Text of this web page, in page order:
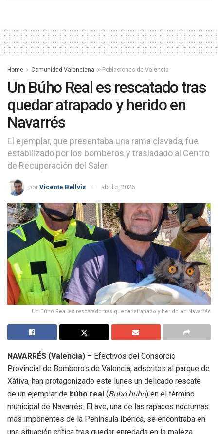
Home Comunidad Valenciana Poblaciones de Valencia
Un Búho Real es rescatado tras
quedar atrapado y herido en
Navarrés
El ejemplar, que presentaba una rama clavada, fue
estabilizado por los bomberos y trasladado al Centro
de Recuperación del Saler
por Vicente Bellvis abril 5, 2026
Un Búho Real es rescatado tras quedar atrapado y herido en Navarrés
NAVARRÉS (Valencia) – Efectivos del Consorcio
Provincial de Bomberos de Valencia, adscritos al parque de
Xàtiva, han protagonizado este lunes un delicado rescate
de un ejemplar de búho real (Bubo bubo) en el término
municipal de Navarrés. El ave, una de las rapaces nocturnas
más imponentes de la Península Ibérica, se encontraba en
una situación crítica tras quedar enredada en la maleza.